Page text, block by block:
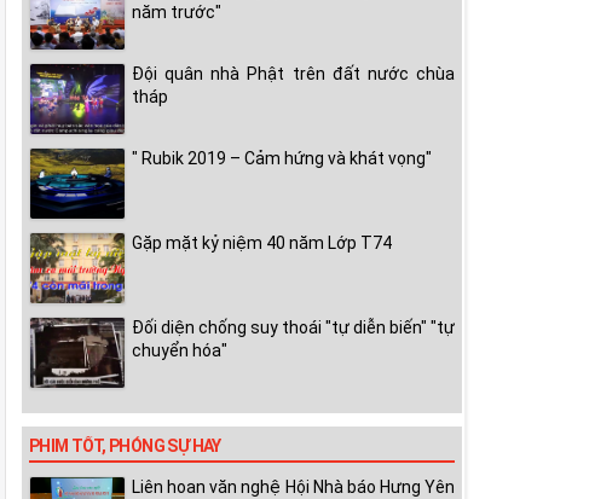
năm trước"
Đội quân nhà Phật trên đất nước chùa
tháp
" Rubik 2019 – Cảm hứng và khát vọng"
Gặp mặt kỷ niệm 40 năm Lớp T74
Đối diện chống suy thoái "tự diễn biến" "tự
chuyển hóa"
PHIM TỐT, PHÓNG SỰ HAY
Liên hoan văn nghệ Hội Nhà báo Hưng Yên